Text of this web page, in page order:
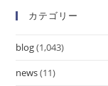
カテゴリー
blog(1,043)
news(11)